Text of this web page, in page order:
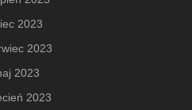
2023
2023
2023
2023